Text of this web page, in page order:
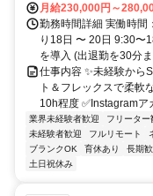
月給230,000円～
勤務時間詳細 実働時間
り18日 〜 20日 9:30〜
を導入 (出退勤を30分
仕事内容 ✨未経験から
ト＆フレックスで柔軟
10h程度 ✅Instagramア
業界未経験者歓迎 フリーター
未経験者歓迎
フルリモート
ブランクOK
育休あり 長期
土日祝休み